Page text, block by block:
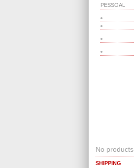
PESSOAL
No products
SHIPPING